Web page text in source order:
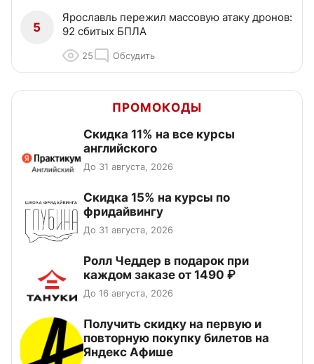
5
Ярославль пережил массовую атаку дронов:
92 сбитых БПЛА
25 Обсудить
ПРОМОКОДЫ
Скидка 11% на все курсы
английского
До 31 августа, 2026
Скидка 15% на курсы по
фридайвингу
До 31 августа, 2026
Ролл Чеддер в подарок при
каждом заказе от 1490 ₽
До 16 августа, 2026
Получить скидку на первую и
повторную покупку билетов на
Яндекс Афише